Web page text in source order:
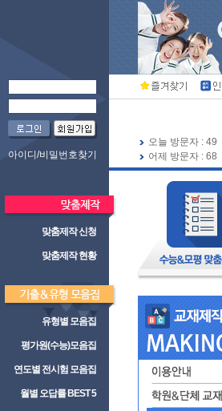
아이디/비밀번호찾기
맞춤제작 신청
맞춤제작 현황
유형별 모음집
평가원(수능)모음집
연도별 전시험 모음집
월별 오답률 BEST 5
오늘 방문자 : 49
어제 방문자 : 68
🍀 인기북스가